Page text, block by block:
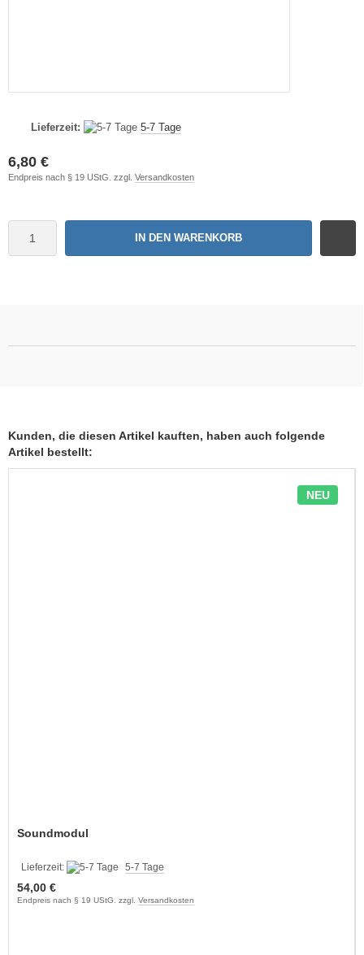
Lieferzeit: 5-7 Tage
6,80 €
Endpreis nach § 19 UStG. zzgl. Versandkosten
IN DEN WARENKORB
Kunden, die diesen Artikel kauften, haben auch folgende
Artikel bestellt:
NEU
Soundmodul
Lieferzeit: 5-7 Tage
54,00 €
Endpreis nach § 19 UStG. zzgl. Versandkosten